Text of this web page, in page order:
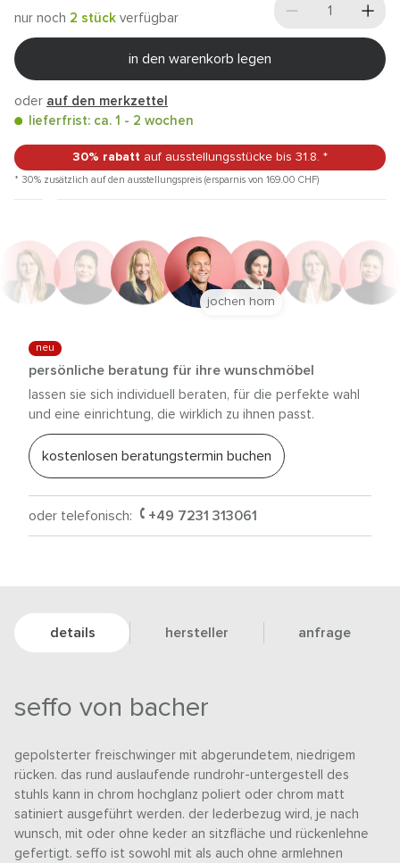
nur noch 2 stück verfügbar
in den warenkorb legen
oder auf den merkzettel
lieferfrist: ca. 1 - 2 wochen
30% rabatt auf ausstellungsstücke bis 31.8. *
* 30% zusätzlich auf den ausstellungspreis (ersparnis von 169.00 CHF)
neu
persönliche beratung für ihre wunschmöbel
lassen sie sich individuell beraten, für die perfekte wahl
und eine einrichtung, die wirklich zu ihnen passt.
kostenlosen beratungstermin buchen
oder telefonisch: +49 7231 313061
jochen horn
details hersteller anfrage
seffo von bacher
gepolsterter freischwinger mit abgerundetem, niedrigem
rücken. das rund auslaufende rundrohr-untergestell des
stuhls kann in chrom hochglanz poliert oder chrom matt
satiniert ausgeführt werden. der lederbezug wird, je nach
wunsch, mit oder ohne keder an sitzfläche und rückenlehne
gefertigt. seffo ist sowohl mit als auch ohne armlehnen